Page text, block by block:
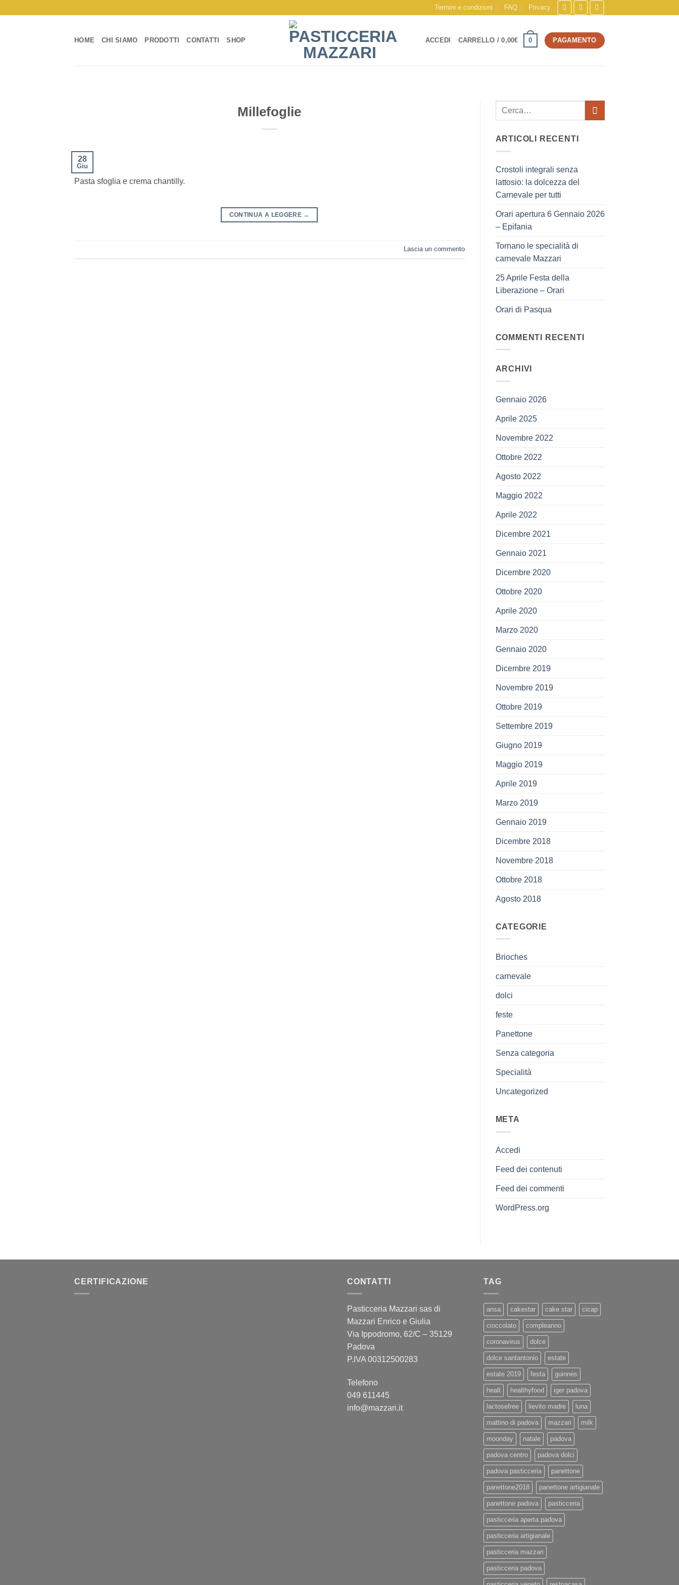
Termini e condizioni FAQ Privacy
HOME CHI SIAMO PRODOTTI CONTATTI SHOP ACCEDI CARRELLO /0,00€ 0 PAGAMENTO
Millefoglie
28
Giu
Pasta sfoglia e crema chantilly.
CONTINUA A LEGGERE →
Lascia un commento
ARTICOLI RECENTI
Crostoli integrali senza
lattosio: la dolcezza del
Carnevale per tutti
Orari apertura 6 Gennaio 2026
– Epifania
Tornano le specialità di
carnevale Mazzari
25 Aprile Festa della
Liberazione – Orari
Orari di Pasqua
COMMENTI RECENTI
ARCHIVI
Gennaio 2026
Aprile 2025
Novembre 2022
Ottobre 2022
Agosto 2022
Maggio 2022
Aprile 2022
Dicembre 2021
Gennaio 2021
Dicembre 2020
Ottobre 2020
Aprile 2020
Marzo 2020
Gennaio 2020
Dicembre 2019
Novembre 2019
Ottobre 2019
Settembre 2019
Giugno 2019
Maggio 2019
Aprile 2019
Marzo 2019
Gennaio 2019
Dicembre 2018
Novembre 2018
Ottobre 2018
Agosto 2018
CATEGORIE
Brioches
carnevale
dolci
feste
Panettone
Senza categoria
Specialità
Uncategorized
META
Accedi
Feed dei contenuti
Feed dei commenti
WordPress.org
CERTIFICAZIONE CONTATTI
Pasticceria Mazzari sas di
Mazzari Enrico e Giulia
Via Ippodromo, 62/C – 35129
Padova
P.IVA 00312500283
Telefono
049 611445
info@mazzari.it
TAG
ansa cakestar cake star cicap
cioccolato compleanno
coronavirus dolce
dolce santantonio estate
estate 2019 festa guinnes
healt healthyfood iger padova
lactosefree lievito madre luna
mattino di padova mazzari milk
moonday natale padova
padova centro padova dolci
padova pasticceria panettone
panettone2018 panettone artigianale
panettone padova pasticceria
pasticceria aperta padova
pasticceria artigianale
pasticceria mazzari
pasticceria padova